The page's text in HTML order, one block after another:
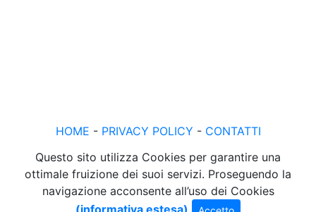
HOME - PRIVACY POLICY - CONTATTI
Questo sito utilizza Cookies per garantire una
ottimale fruizione dei suoi servizi. Proseguendo la
navigazione acconsente all’uso dei Cookies
(informativa estesa)